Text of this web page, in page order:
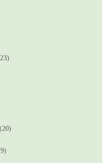
(20)